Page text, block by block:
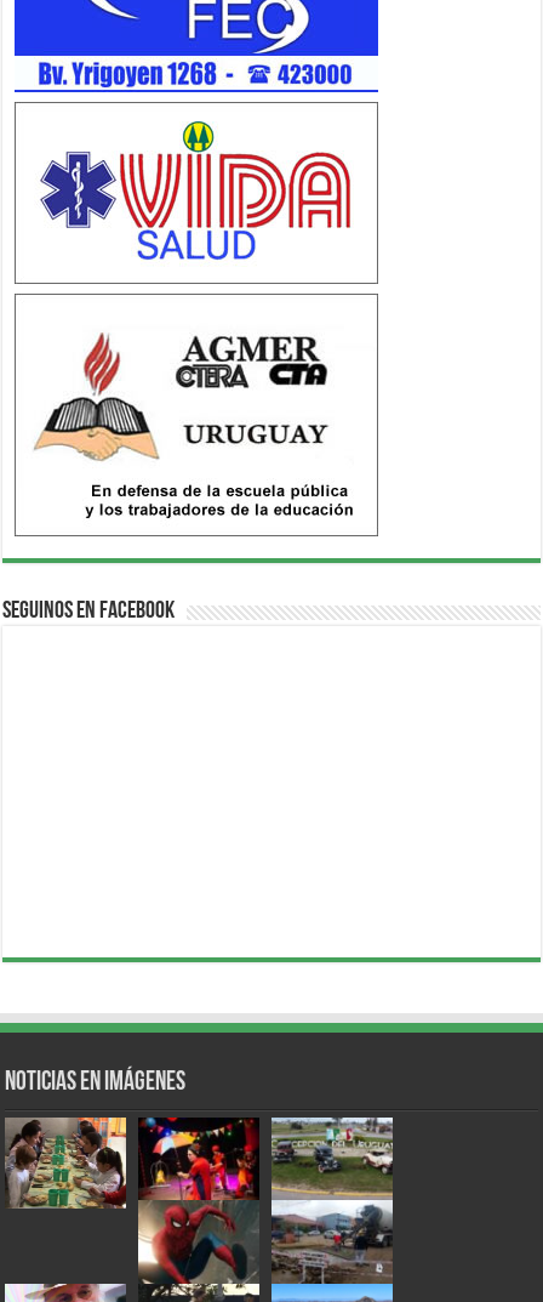
Seguinos en Facebook
Noticias en Imágenes